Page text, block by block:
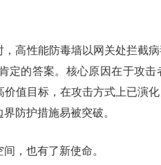
高性能防毒墙以网关处拦截
定的答案。核心原因在于攻
值目标，在攻击方式上已演
防护措施易被突破。
，也有了新使命。